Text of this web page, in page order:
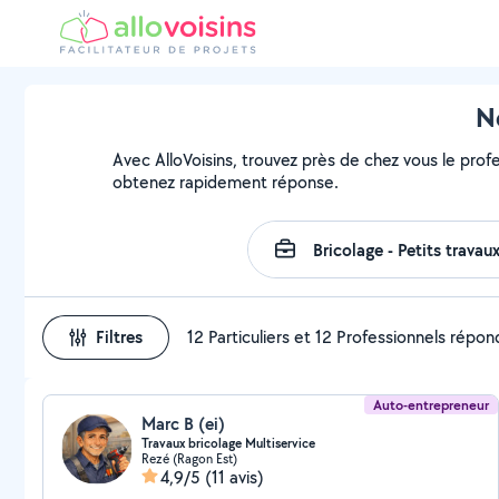
Avec AlloVoisins, trouvez près de chez vous le
obtenez rapidement réponse.
Filtres 12 Particuliers et 12 Professionnels
Auto-entrepreneur
Marc B (ei)
Travaux bricolage Multiservice
Rezé (Ragon Est)
4,9/5 (11 avis)